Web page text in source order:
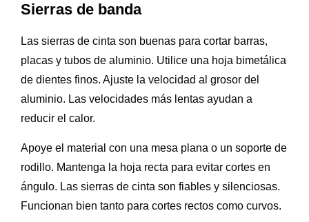
Sierras de banda
Las sierras de cinta son buenas para cortar barras,
placas y tubos de aluminio. Utilice una hoja bimetálica
de dientes finos. Ajuste la velocidad al grosor del
aluminio. Las velocidades más lentas ayudan a
reducir el calor.
Apoye el material con una mesa plana o un soporte de
rodillo. Mantenga la hoja recta para evitar cortes en
ángulo. Las sierras de cinta son fiables y silenciosas.
Funcionan bien tanto para cortes rectos como curvos.